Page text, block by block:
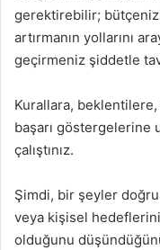
gerektirebilir;
artırmanın yollarını
geçirmeniz şiddetle
Kurallara,
başarı göstergelerine
çalıştınız.
Şimdi, bir şeyler
veya kişisel
olduğunu